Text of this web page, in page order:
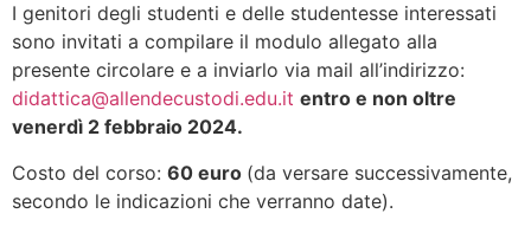
I genitori degli studenti e delle studentesse interessati
sono invitati a compilare il modulo allegato alla
presente circolare e a inviarlo via mail all’indirizzo:
didattica@allendecustodi.edu.it entro e non oltre
venerdì 2 febbraio 2024.
Costo del corso: 60 euro (da versare successivamente,
secondo le indicazioni che verranno date).